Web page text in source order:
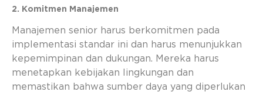
2. Komitmen Manajemen
Manajemen senior harus berkomitmen pada
implementasi standar ini dan harus menunjukkan
kepemimpinan dan dukungan. Mereka harus
menetapkan kebijakan lingkungan dan
memastikan bahwa sumber daya yang diperlukan